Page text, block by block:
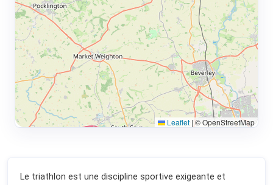
Leaflet | © OpenStreetMap
Le triathlon est une discipline sportive exigeante et